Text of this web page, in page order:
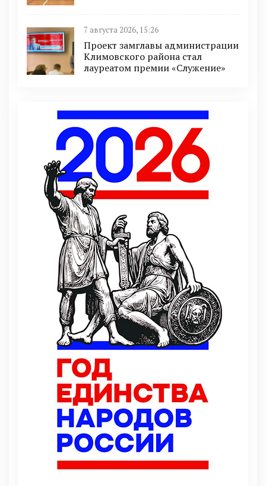
7 августа 2026, 15:26
Проект замглавы администрации
Климовского района стал
лауреатом премии «Служение»